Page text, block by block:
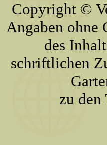
Copyright ©
Angaben ohne
des
schriftlichen
zu den